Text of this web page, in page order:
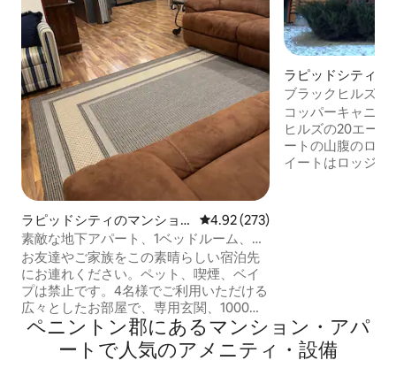
ラピッドシティのマンショ
ン・アパート
レビュー273件、5つ星中4.92つ
4.92 (273)
素敵な地下アパート、1ベッドルーム、専
用玄関
お友達やご家族をこの素晴らしい宿泊先
にお連れください。ペット、喫煙、ベイ
プは禁止です。4名様でご利用いただける
広々としたお部屋で、専用玄関、1000平
方フィートの居心地の良い地下室、寝室1
室、クイーンサイズベッド、フルサイズ
の折りたたみ式ソファベッド1台のアパー
ラピッドシティの
ン・アパート
ブラックヒルズ・
ン・スイート
コッパーキャニオ
ヒルズの20エー
ートの山腹のロッ
イートはロッジの
向けのブランコ、
敷地内にあります
ペニントン郡にあるマンション・アパ
ートで人気のアメニティ・設備